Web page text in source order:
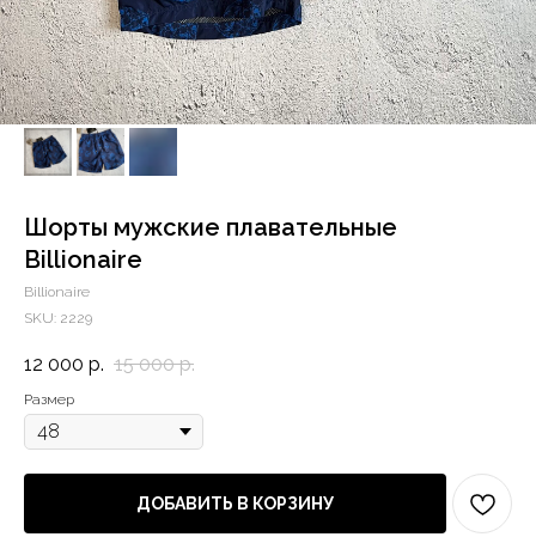
Шорты мужские плавательные
Billionaire
Billionaire
SKU: 2229
12 000 р. 15 000 р.
Размер
ДОБАВИТЬ В КОРЗИНУ